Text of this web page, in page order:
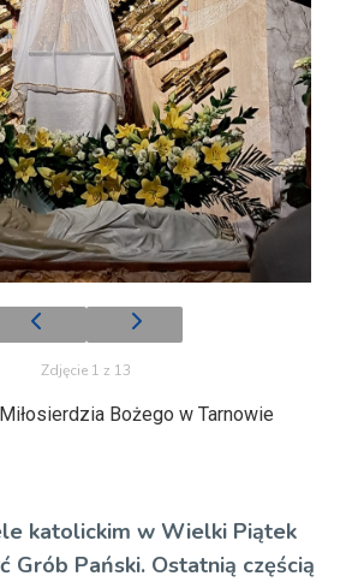
Zdjęcie 1 z 13
Bożego w Tarnowie
katolickim w Wielki Piątek
Grób Pański. Ostatnią częścią